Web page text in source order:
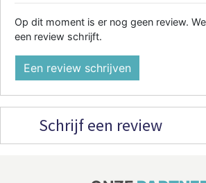
Op dit moment is er nog geen review.
een review schrijft.
Een review schrijven
Schrijf een review